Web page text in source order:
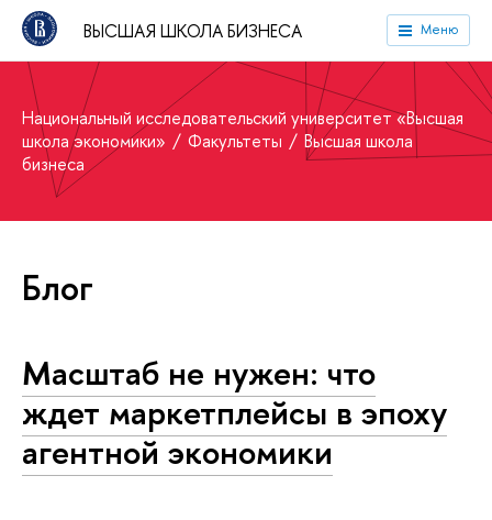
ВЫСШАЯ ШКОЛА БИЗНЕСА Меню
Национальный исследовательский университет «Высшая
школа экономики»
Факультеты
Высшая школа
бизнеса
Блог
Масштаб не нужен: что
ждет маркетплейсы в эпоху
агентной экономики